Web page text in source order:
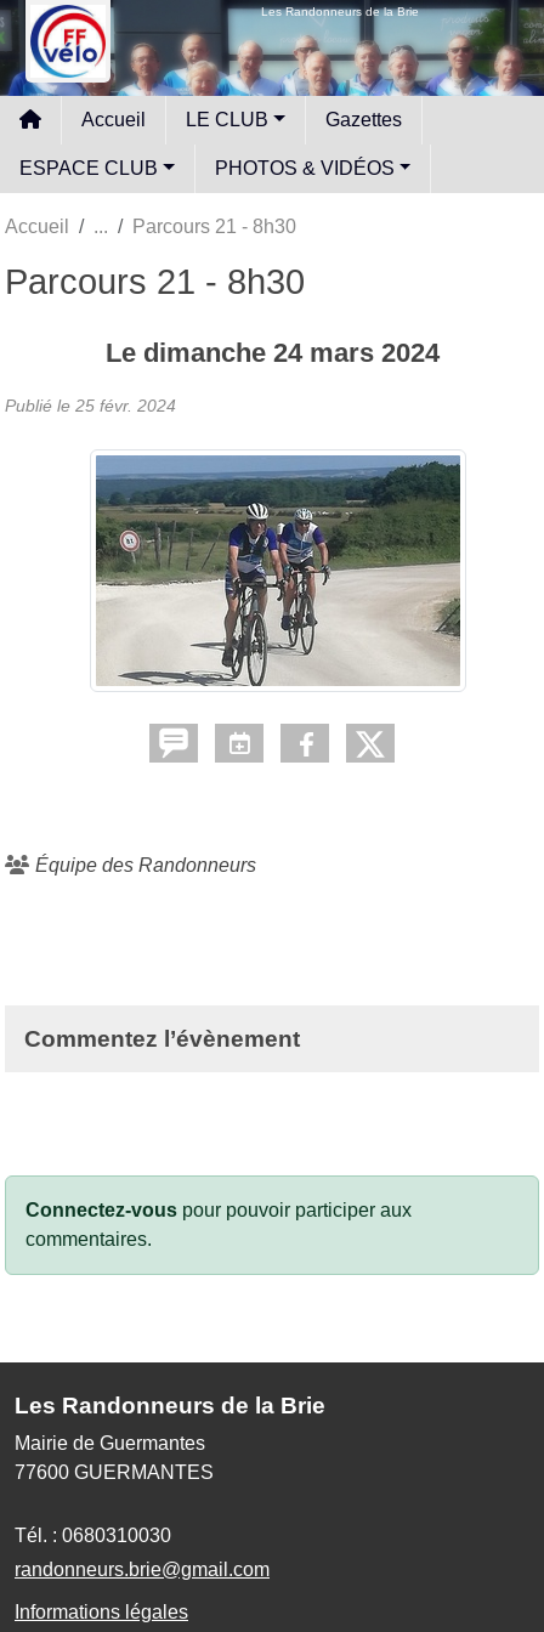
Les Randonneurs de la Brie
Accueil LE CLUB Gazettes
ESPACE CLUB PHOTOS & VIDÉOS
Accueil Parcours 21 - 8h30
Parcours 21 - 8h30
Le dimanche 24 mars 2024
Publié le 25 févr. 2024
Équipe des Randonneurs
Commentez l’évènement
Connectez-vous pour pouvoir participer aux
commentaires.
Les Randonneurs de la Brie
Mairie de Guermantes
77600 GUERMANTES
Tél. : 0680310030
randonneurs.brie@gmail.com
Informations légales
Panneau de gestion des cookies